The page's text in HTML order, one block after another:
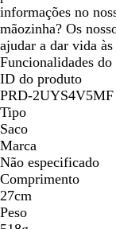
informações no
mãozinha? Os
ajudar a dar vida às
Funcionalidades
ID do produto
PRD-2UYS4V5MF
Tipo
Saco
Marca
Não especificado
Comprimento
27cm
Peso